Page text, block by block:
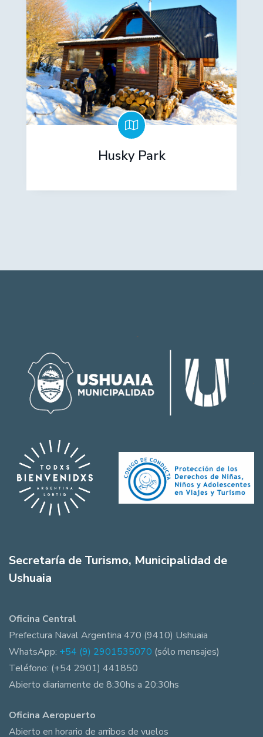
Husky Park
Secretaría de Turismo, Municipalidad de
Ushuaia
Oficina Central
Prefectura Naval Argentina 470 (9410) Ushuaia
WhatsApp: +54 (9) 2901535070 (sólo mensajes)
Teléfono: (+54 2901) 441850
Abierto diariamente de 8:30hs a 20:30hs
Oficina Aeropuerto
Abierto en horario de arribos de vuelos